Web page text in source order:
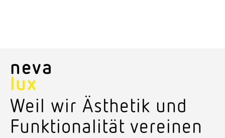
neva
lux
Weil wir Ästhetik und
Funk­tio­na­lität vereinen